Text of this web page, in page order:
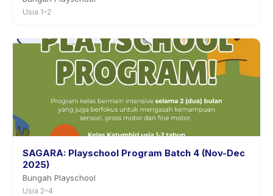
Usia 1–2
SAGARA: Playschool Program Batch 4 (Nov-Dec
2025)
Bungah Playschool
Usia 2–4